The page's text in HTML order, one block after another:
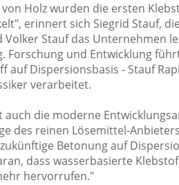
Holz wurden die ersten
erinnert sich Siegrid Stauf,
Volker Stauf das Unternehmen
Forschung und Entwicklung
auf Dispersionsbasis - Stauf
verarbeitet.
auch die moderne
des reinen Lösemittel-
Betonung auf
dass wasserbasierte
hervorrufen."